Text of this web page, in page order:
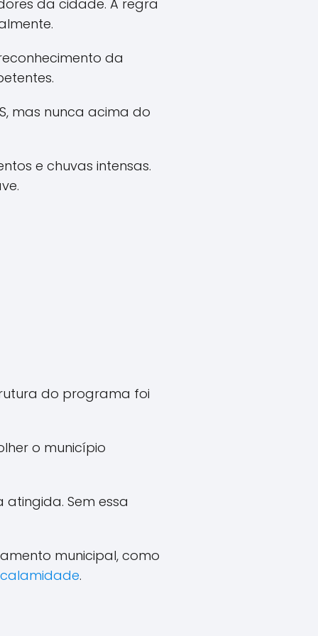
da cidade. A regra
da
mas nunca acima do
e chuvas intensas.
do programa foi
o município
Sem essa
municipal, como
.